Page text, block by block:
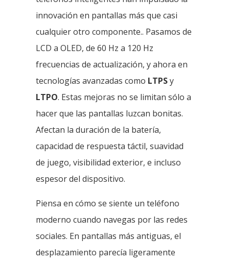
innovación en pantallas más que casi
cualquier otro componente.. Pasamos de
LCD a OLED, de 60 Hz a 120 Hz
frecuencias de actualización, y ahora en
tecnologías avanzadas como LTPSy
LTPO. Estas mejoras no se limitan sólo a
hacer que las pantallas luzcan bonitas.
Afectan la duración de la batería,
capacidad de respuesta táctil, suavidad
de juego, visibilidad exterior, e incluso
espesor del dispositivo.
Piensa en cómo se siente un teléfono
moderno cuando navegas por las redes
sociales. En pantallas más antiguas, el
desplazamiento parecía ligeramente